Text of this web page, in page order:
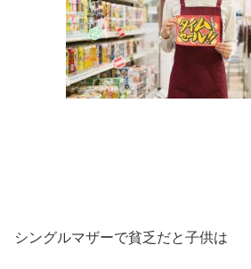
シングルマザーで貧乏だと子供は